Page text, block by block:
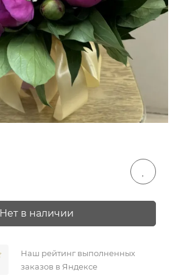
Нет в наличии
Наш рейтинг выполненных
заказов в Яндексе